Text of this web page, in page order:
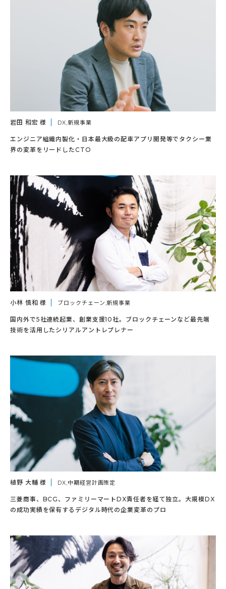
岩田 和宏 様 DX,新規事業
エンジニア組織内製化・日本最大級の配車アプリ開発等でタクシー業
界の変革をリードしたCTO
小林 慎和 様 ブロックチェーン,新規事業
国内外で5社連続起業、創業支援10社。ブロックチェーンなど最先端
技術を活用したシリアルアントレプレナー
植野 大輔 様 DX,中期経営計画策定
三菱商事、BCG、ファミリーマートDX責任者を経て独立。大規模DX
の成功実績を保有するデジタル時代の企業変革のプロ